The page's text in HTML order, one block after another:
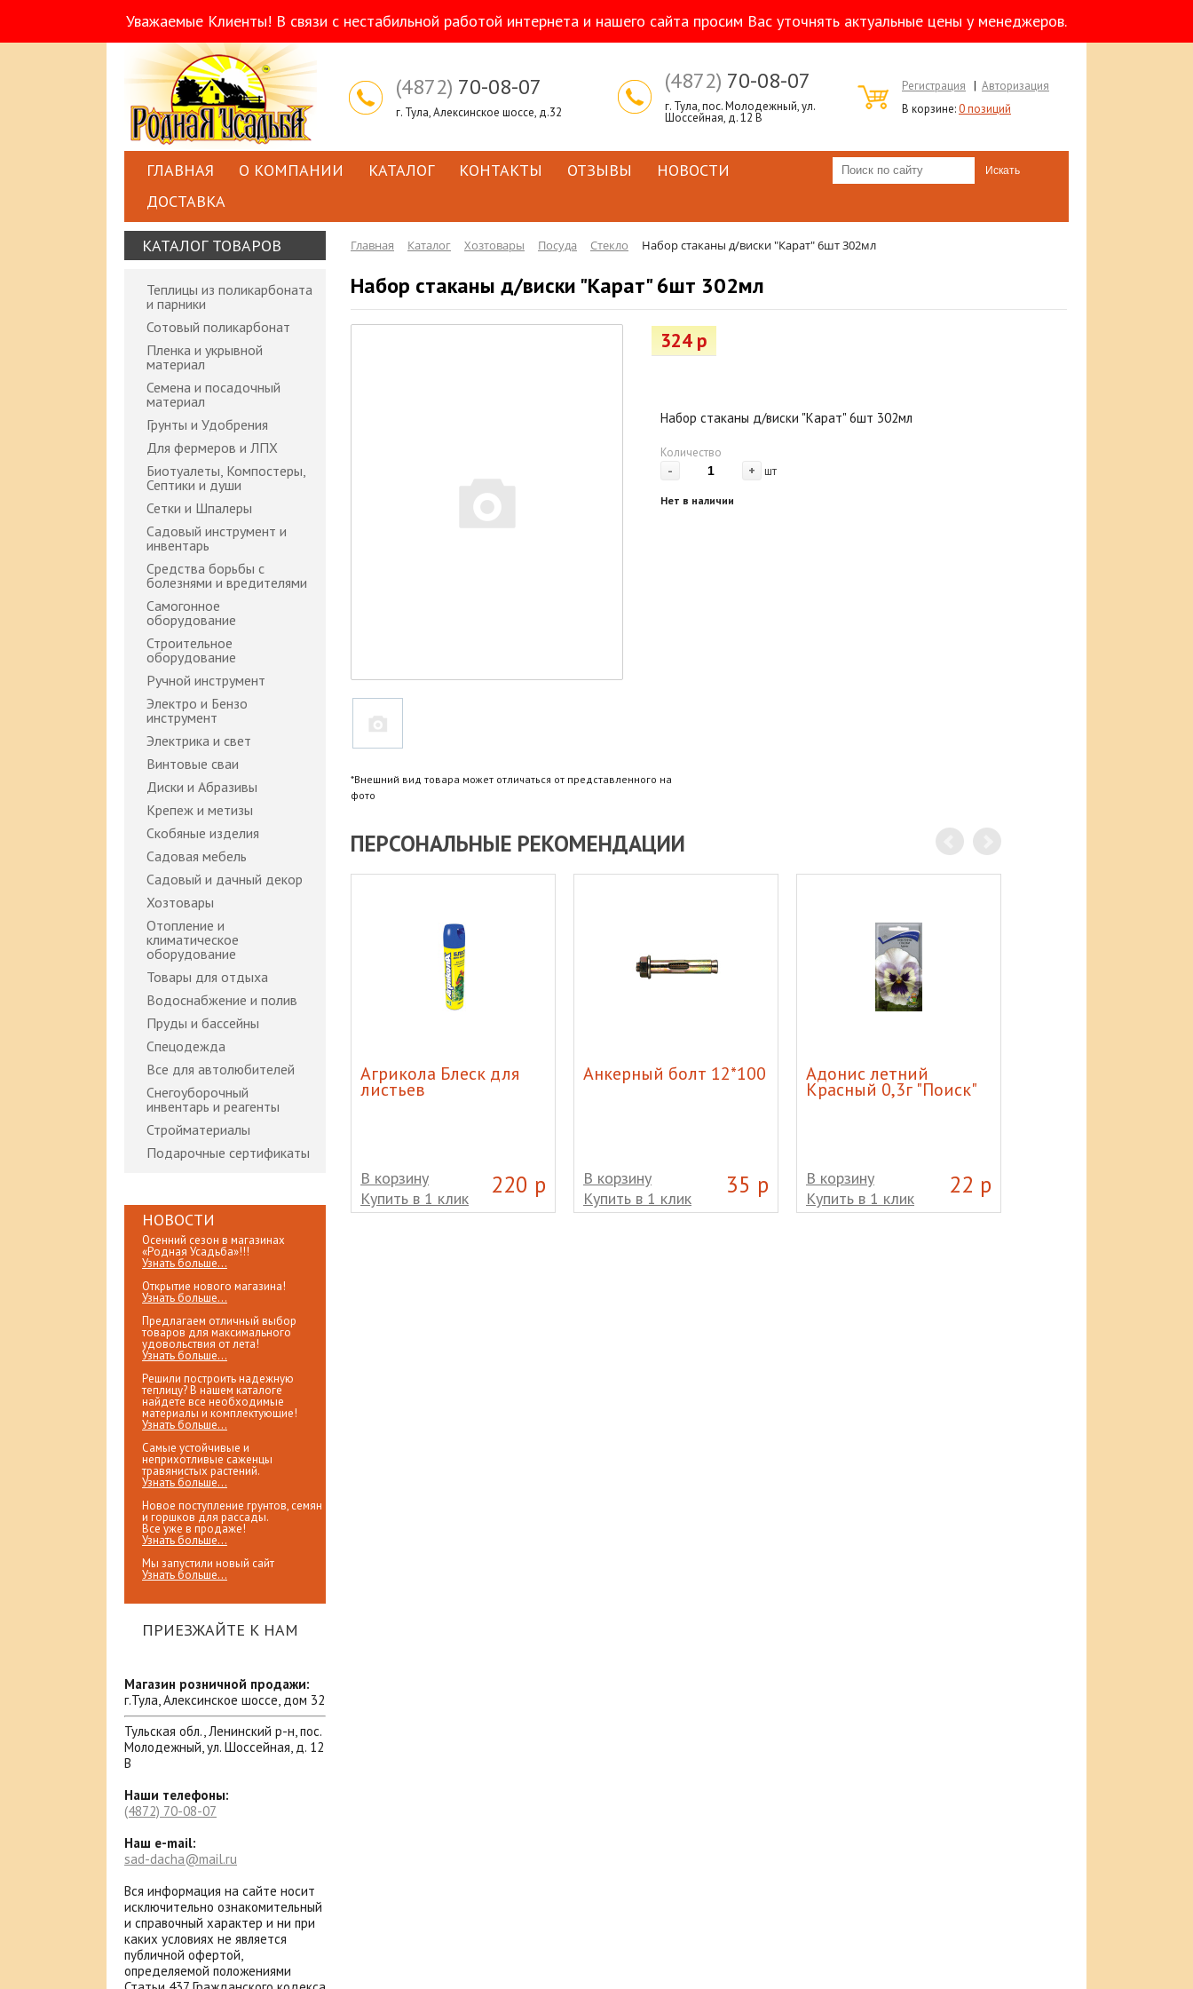
Уважаемые Клиенты! В связи с нестабильной работой интернета и нашего сайта просим Вас уточнять актуальные цены у менеджеров.
(4872) 70-08-07
г. Тула, Алексинское шоссе, д.32
(4872) 70-08-07
г. Тула, пос. Молодежный, ул.
Шоссейная, д. 12 В
Регистрация | Авторизация
В корзине:0 позиций
ГЛАВНАЯ О КОМПАНИИ КАТАЛОГ КОНТАКТЫ ОТЗЫВЫ
НОВОСТИ
ДОСТАВКА
КАТАЛОГ ТОВАРОВ
Теплицы из поликарбоната
и парники
Сотовый поликарбонат
Пленка и укрывной
материал
Семена и посадочный
материал
Грунты и Удобрения
Для фермеров и ЛПХ
Биотуалеты, Компостеры,
Септики и души
Сетки и Шпалеры
Садовый инструмент и
инвентарь
Средства борьбы с
болезнями и вредителями
Самогонное
оборудование
Строительное
оборудование
Ручной инструмент
Электро и Бензо
инструмент
Электрика и свет
Винтовые сваи
Диски и Абразивы
Крепеж и метизы
Скобяные изделия
Садовая мебель
Садовый и дачный декор
Хозтовары
Отопление и
климатическое
оборудование
Товары для отдыха
Водоснабжение и полив
Пруды и бассейны
Спецодежда
Все для автолюбителей
Снегоуборочный
инвентарь и реагенты
Стройматериалы
Подарочные сертификаты
НОВОСТИ
Осенний сезон в магазинах
«Родная Усадьба»!!!
Узнать больше...
Открытие нового магазина!
Узнать больше...
Предлагаем отличный выбор
товаров для максимального
удовольствия от лета!
Узнать больше...
Решили построить надежную
теплицу? В нашем каталоге
найдете все необходимые
материалы и комплектующие!
Узнать больше...
Самые устойчивые и
неприхотливые саженцы
травянистых растений.
Узнать больше...
Новое поступление грунтов, семян
и горшков для рассады.
Все уже в продаже!
Узнать больше...
Мы запустили новый сайт
Узнать больше...
ПРИЕЗЖАЙТЕ К НАМ
Магазин розничной продажи:
г.Тула, Алексинское шоссе, дом 32
Тульская обл., Ленинский р-н, пос.
Молодежный, ул. Шоссейная, д. 12
В
Наши телефоны:
(4872) 70-08-07
Наш e-mail:
sad-dacha@mail.ru
Вся информация на сайте носит
исключительно ознакомительный
и справочный характер и ни при
каких условиях не является
публичной офертой,
определяемой положениями
Главная Каталог Хозтовары Посуда Стекло Набор стаканы д/виски "Карат" 6шт 302мл
Набор стаканы д/виски "Карат" 6шт 302мл
324 р
Набор стаканы д/виски "Карат" 6шт 302мл
Количество
- + шт
Нет в наличии
*Внешний вид товара может отличаться от представленного на
фото
ПЕРСОНАЛЬНЫЕ РЕКОМЕНДАЦИИ
Банка 1,5л ско Агрикола Блеск для
листьев
220 р
В корзину
Купить в 1 клик
Анкерный болт 12*100
35 р
В корзину
Купить в 1 клик
Адонис летний
Красный 0,3г "Поиск"
22 р
В корзину
Купить в 1 клик